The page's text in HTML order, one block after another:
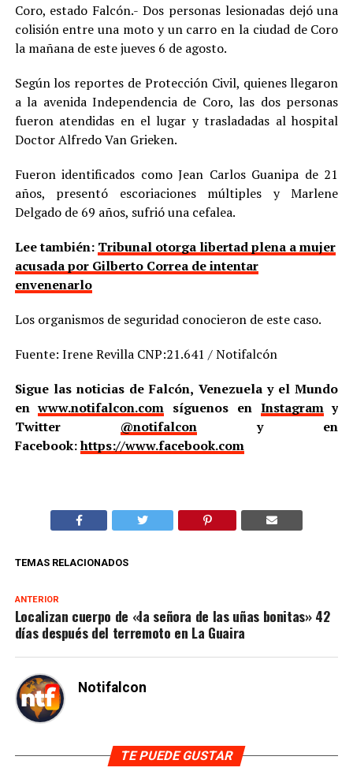
Coro, estado Falcón.- Dos personas lesionadas dejó una
colisión entre una moto y un carro en la ciudad de Coro
la mañana de este jueves 6 de agosto.
Según los reportes de Protección Civil, quienes llegaron
a la avenida Independencia de Coro, las dos personas
fueron atendidas en el lugar y trasladadas al hospital
Doctor Alfredo Van Grieken.
Fueron identificados como Jean Carlos Guanipa de 21
años, presentó escoriaciones múltiples y Marlene
Delgado de 69 años, sufrió una cefalea.
Lee también: Tribunal otorga libertad plena a mujer
acusada por Gilberto Correa de intentar
envenenarlo
Los organismos de seguridad conocieron de este caso.
Fuente: Irene Revilla CNP:21.641 / Notifalcón
Sigue las noticias de Falcón, Venezuela y el Mundo
enwww.notifalcon.com síguenos en Instagramy
Twitter @notifalcony en
Facebook:https://www.facebook.com
TEMAS RELACIONADOS
ANTERIOR
Localizan cuerpo de «la señora de las uñas bonitas» 42
días después del terremoto en La Guaira
Notifalcon
TE PUEDE GUSTAR